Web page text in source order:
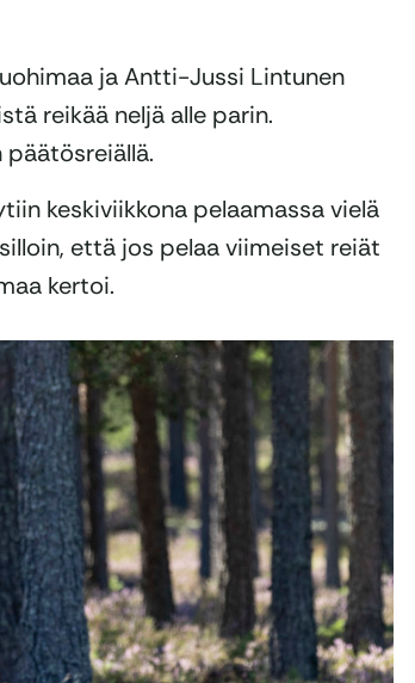
ja Antti-Jussi Lintunen
reikää neljä alle parin.
päätösreiällä.
keskiviikkona pelaamassa vielä
että jos pelaa viimeiset reiät
kertoi.